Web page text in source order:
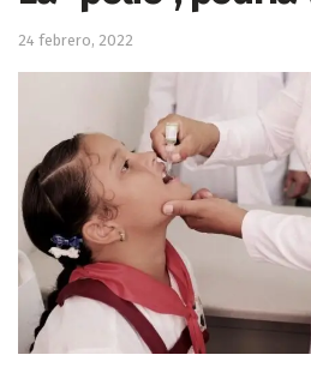
24 febrero, 2022